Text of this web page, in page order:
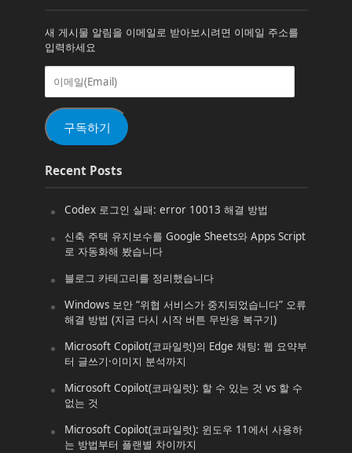
새 게시물 알림을 이메일로 받아보시려면 이메일 주소를
입력하세요
이
일
(Email)
구독하기
Recent Posts
Codex 로그인 실패: error 10013 해결 방법
신축 주택 유지보수를 Google Sheets와 Apps Script
로 자동화해 봤습니다
블로그 카테고리를 정리했습니다
Windows 보안 “위협 서비스가 중지되었습니다” 오류
해결 방법 (지금 다시 시작 버튼 무반응 복구기)
Microsoft Copilot(코파일럿)의 Edge 채팅: 웹 요약부
터 글쓰기·이미지 분석까지
Microsoft Copilot(코파일럿): 할 수 있는 것 vs 할 수
없는 것
Microsoft Copilot(코파일럿): 윈도우 11에서 사용하
는 방법부터 플랜별 차이까지